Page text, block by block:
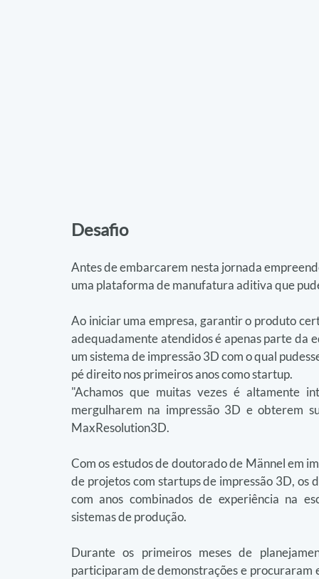
Desafio
Antes de embarcarem nesta jornada
uma plataforma de manufatura aditiva que
Ao iniciar uma empresa, garantir o produto
adequadamente atendidos é apenas parte da
um sistema de impressão 3D com o qual
pé direito nos primeiros anos como startup.
"Achamos que muitas vezes é altamente
mergulharem na impressão 3D e obterem
MaxResolution3D.
Com os estudos de doutorado de Männel em
de projetos com startups de impressão 3D, os
com anos combinados de experiência na
sistemas de produção.
Durante os primeiros meses de
participaram de demonstrações e